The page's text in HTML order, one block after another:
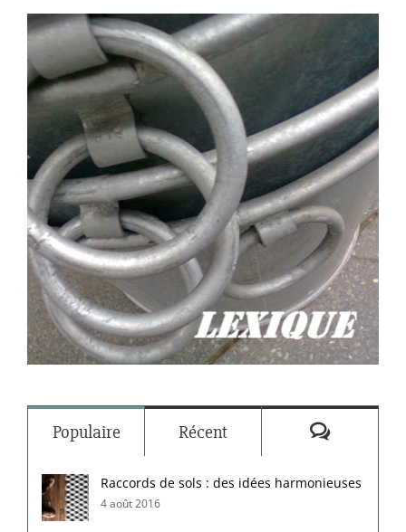
Populaire Récent
Raccords de sols : des idées harmonieuses
4 août 2016